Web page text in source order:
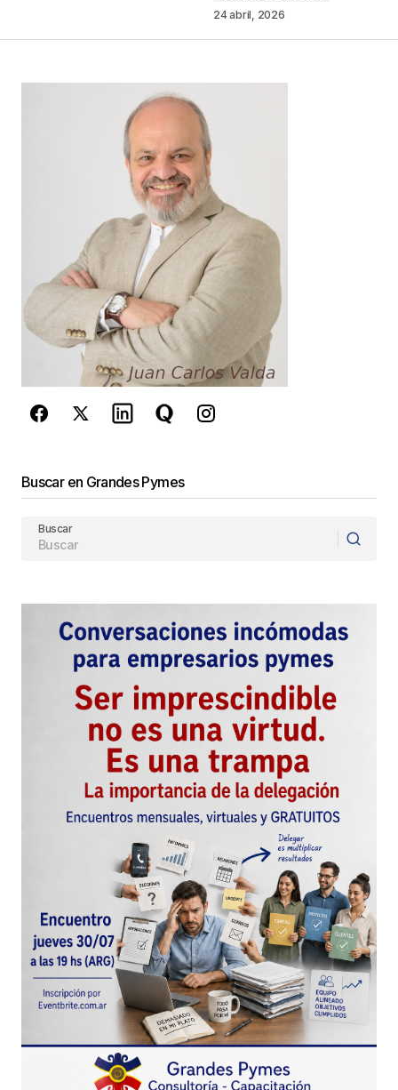
Your Name*
Guarda mi nombre, correo electrónico y web en
este navegador para la próxima vez que
comente.
Este sitio esta protegido por
reCAPTCHA y la
Política de
privacidady losTérminos del servicio
de Googlese aplican.
Enviar Comentario
24 abril, 2026
Buscar en Grandes Pymes
Buscar